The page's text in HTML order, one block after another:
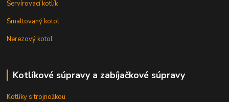
Servírovací kotlík
Smaltovaný kotol
Nerezový kotol
Kotlíkové súpravy a zabíjačkové súpravy
Kotlíky s trojnožkou